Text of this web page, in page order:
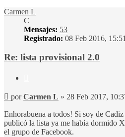
Carmen L
C
Mensajes: 53
Registrado: 08 Feb 2016, 15:51
Re: lista provisional 2.0
Mensaje
porCarmen L » 28 Feb 2017,
Enhorabuena a todos! Si soy de
publicó la lista ya me había dormido
el grupo de Facebook.